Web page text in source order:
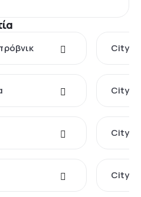
City
City
City
City